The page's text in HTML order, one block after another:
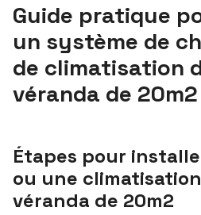
Guide pratique
un système de
de climatisation
véranda de 20m2
Étapes pour
ou une
véranda de 20m2